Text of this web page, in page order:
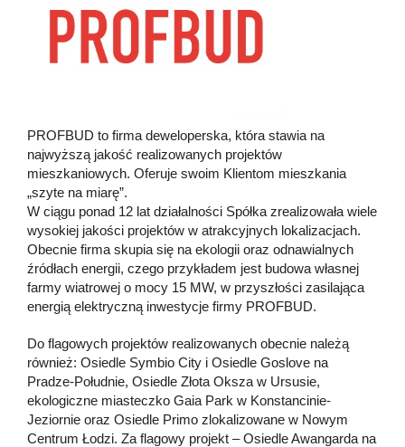
PROFBUD to firma deweloperska, która stawia na
najwyższą jakość realizowanych projektów
mieszkaniowych. Oferuje swoim Klientom mieszkania
„szyte na miarę”.
W ciągu ponad 12 lat działalności Spółka zrealizowała wiele
wysokiej jakości projektów w atrakcyjnych lokalizacjach.
Obecnie firma skupia się na ekologii oraz odnawialnych
źródłach energii, czego przykładem jest budowa własnej
farmy wiatrowej o mocy 15 MW, w przyszłości zasilająca
energią elektryczną inwestycje firmy PROFBUD.
Do flagowych projektów realizowanych obecnie należą
również: Osiedle Symbio City i Osiedle Goslove na
Pradze-Południe, Osiedle Złota Oksza w Ursusie,
ekologiczne miasteczko Gaia Park w Konstancinie-
Jeziornie oraz Osiedle Primo zlokalizowane w Nowym
Centrum Łodzi. Za flagowy projekt – Osiedle Awangarda na